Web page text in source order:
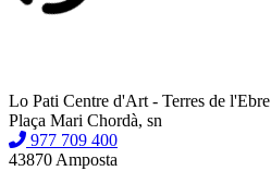
Lo Pati Centre d'Art - Terres de l'Ebre
Plaça Mari Chordà, sn
977 709 400
43870 Amposta